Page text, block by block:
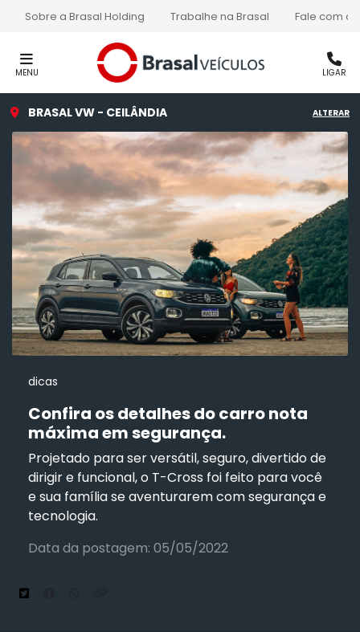
Sobre a Brasal Holding Trabalhe na Brasal Fale com a
MENU LIGAR
BRASAL VW - CEILÂNDIA ALTERAR
dicas
Confira os detalhes do carro nota
máxima em segurança.
Projetado para ser versátil, seguro, divertido de
dirigir e funcional, o T-Cross foi feito para você
e sua família se aventurarem com segurança e
tecnologia.
Data da postagem: 05/05/2022